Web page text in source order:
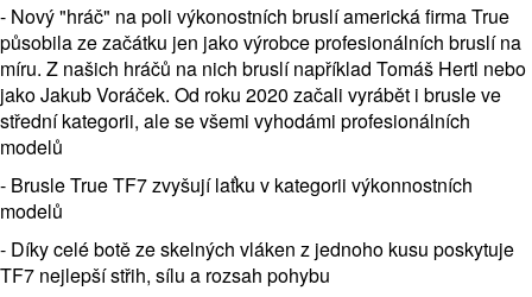
- Nový "hráč" na poli výkonostních bruslí americká firma True
působila ze začátku jen jako výrobce profesionálních bruslí na
míru. Z našich hráčů na nich bruslí například Tomáš Hertl nebo
jako Jakub Voráček. Od roku 2020 začali vyrábět i brusle ve
střední kategorii, ale se všemi vyhodámi profesionálních
modelů
- Brusle True TF7 zvyšují laťku v kategorii výkonnostních
modelů
- Díky celé botě ze skelných vláken z jednoho kusu poskytuje
TF7 nejlepší střih, sílu a rozsah pohybu